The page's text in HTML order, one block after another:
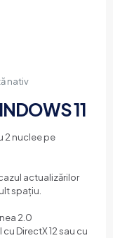
nativ
11
2 nuclee pe
actualizărilor
spațiu.
2.0
DirectX 12 sau cu